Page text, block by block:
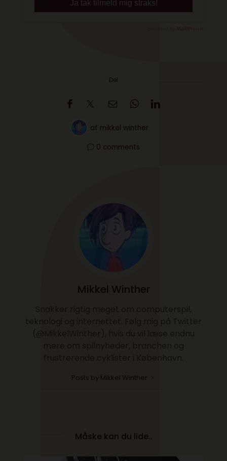
Del
af mikkel winther
0 comments
Mikkel Winther
Posts by Mikkel Winther
Måske kan du lide..